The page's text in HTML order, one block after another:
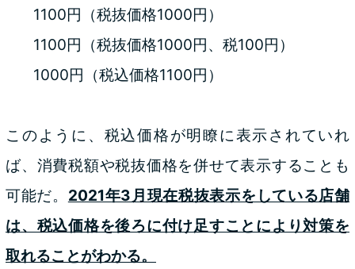
1100円（税抜価格1000円）
1100円（税抜価格1000円、税100円）
1000円（税込価格1100円）
このように、税込価格が明瞭に表示されていれ
ば、消費税額や税抜価格を併せて表示することも
可能だ。 2021年3月現在税抜表示をしている店舗
は、税込価格を後ろに付け足すことにより対策を
取れることがわかる。